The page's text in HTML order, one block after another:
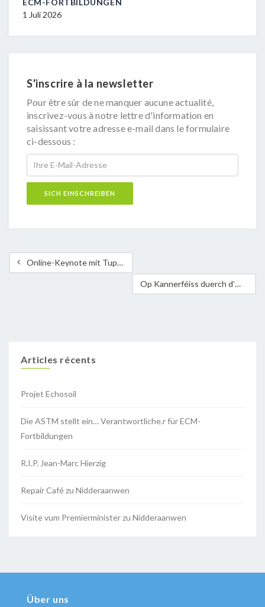
1 Juli 2026
S'inscrire à la newsletter
Pour être sûr de ne manquer aucune actualité,
inscrivez-vous à notre lettre d'information en
saisissant votre adresse e-mail dans le formulaire
ci-dessous :
Online-Keynote mit Tupoka Ogette „Exit RACISM – Rassismuskritisch denken, sprechen und handeln“ (ausgebucht)
Op Kannerféiss duerch d’Welt 2021 – Infos & Anmeldung
Articles récents
Projet Echosoil
Die ASTM stellt ein… Verantwortliche.r für ECM-
Fortbildungen
R.I.P. Jean-Marc Hierzig
Repair Café zu Nidderaanwen
Visite vum Premierminister zu Nidderaanwen
Über uns